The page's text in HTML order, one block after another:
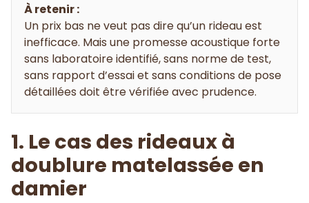
À retenir :
Un prix bas ne veut pas dire qu’un rideau est
inefficace. Mais une promesse acoustique forte
sans laboratoire identifié, sans norme de test,
sans rapport d’essai et sans conditions de pose
détaillées doit être vérifiée avec prudence.
1. Le cas des rideaux à
doublure matelassée en
damier